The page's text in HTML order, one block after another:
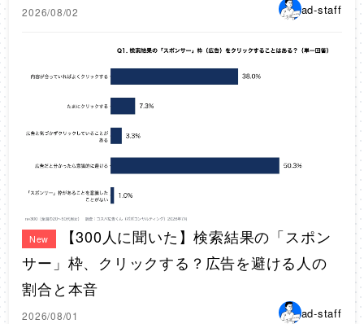
2026/08/02 ad-staff
New
【300人に聞いた】検索結果の「スポン
サー」枠、クリックする？広告を避ける人の
割合と本音
2026/08/01 ad-staff